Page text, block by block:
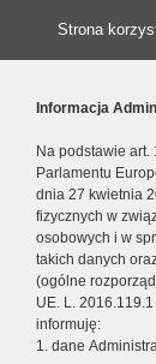
Strona
Informacja
Na podstawie
Parlamentu
dnia 27 kwietnia
fizycznych w
osobowych i w
takich danych
(ogólne
UE. L.
informuję:
1. dane